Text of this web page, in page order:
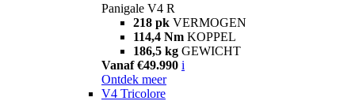
Panigale V4 R
218 pk VERMOGEN
114,4 Nm KOPPEL
186,5 kg GEWICHT
Vanaf €49.990 i
Ontdek meer
V4 Tricolore